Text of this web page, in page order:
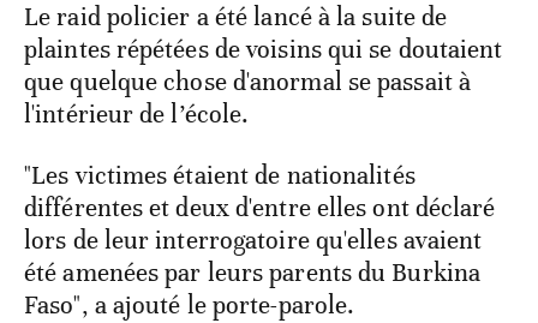
Le raid policier a été lancé à la suite de
plaintes répétées de voisins qui se doutaient
que quelque chose d'anormal se passait à
l'intérieur de l’école.
"Les victimes étaient de nationalités
différentes et deux d'entre elles ont déclaré
lors de leur interrogatoire qu'elles avaient
été amenées par leurs parents du Burkina
Faso", a ajouté le porte-parole.